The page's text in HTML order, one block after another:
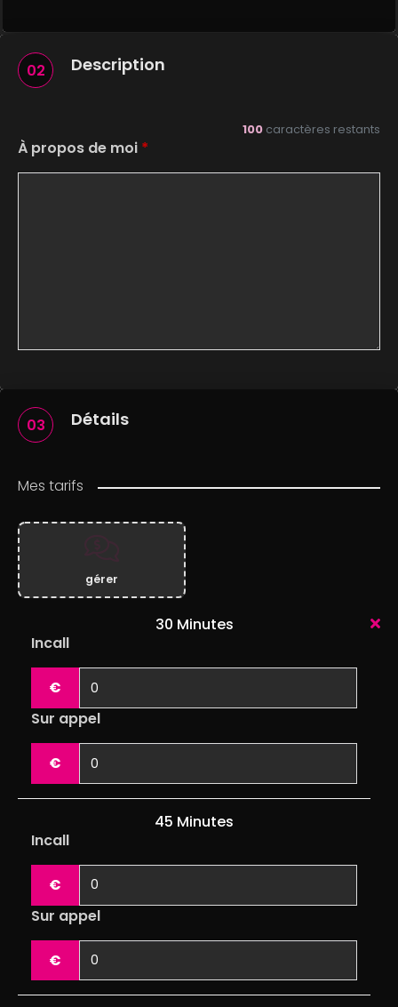
02 Description
100 caractères restants
À propos de moi *
03 Détails
Mes tarifs
gérer
30 Minutes
Incall
€
Sur appel
€
45 Minutes
Incall
€
Sur appel
€